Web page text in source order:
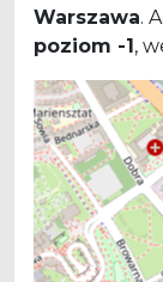
Warszawa.
poziom -1 ,